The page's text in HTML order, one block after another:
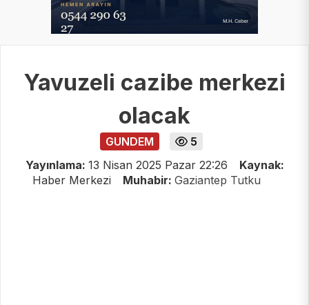
Yavuzeli cazibe merkezi
olacak
GUNDEM
5
Yayınlama: 13 Nisan 2025 Pazar 22:26
Kaynak:
Haber Merkezi
Muhabir: Gaziantep Tutku